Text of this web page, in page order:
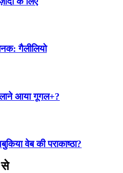
गैलीलियो
आया गूगल+?
वेब की पराकाष्ठा?
से